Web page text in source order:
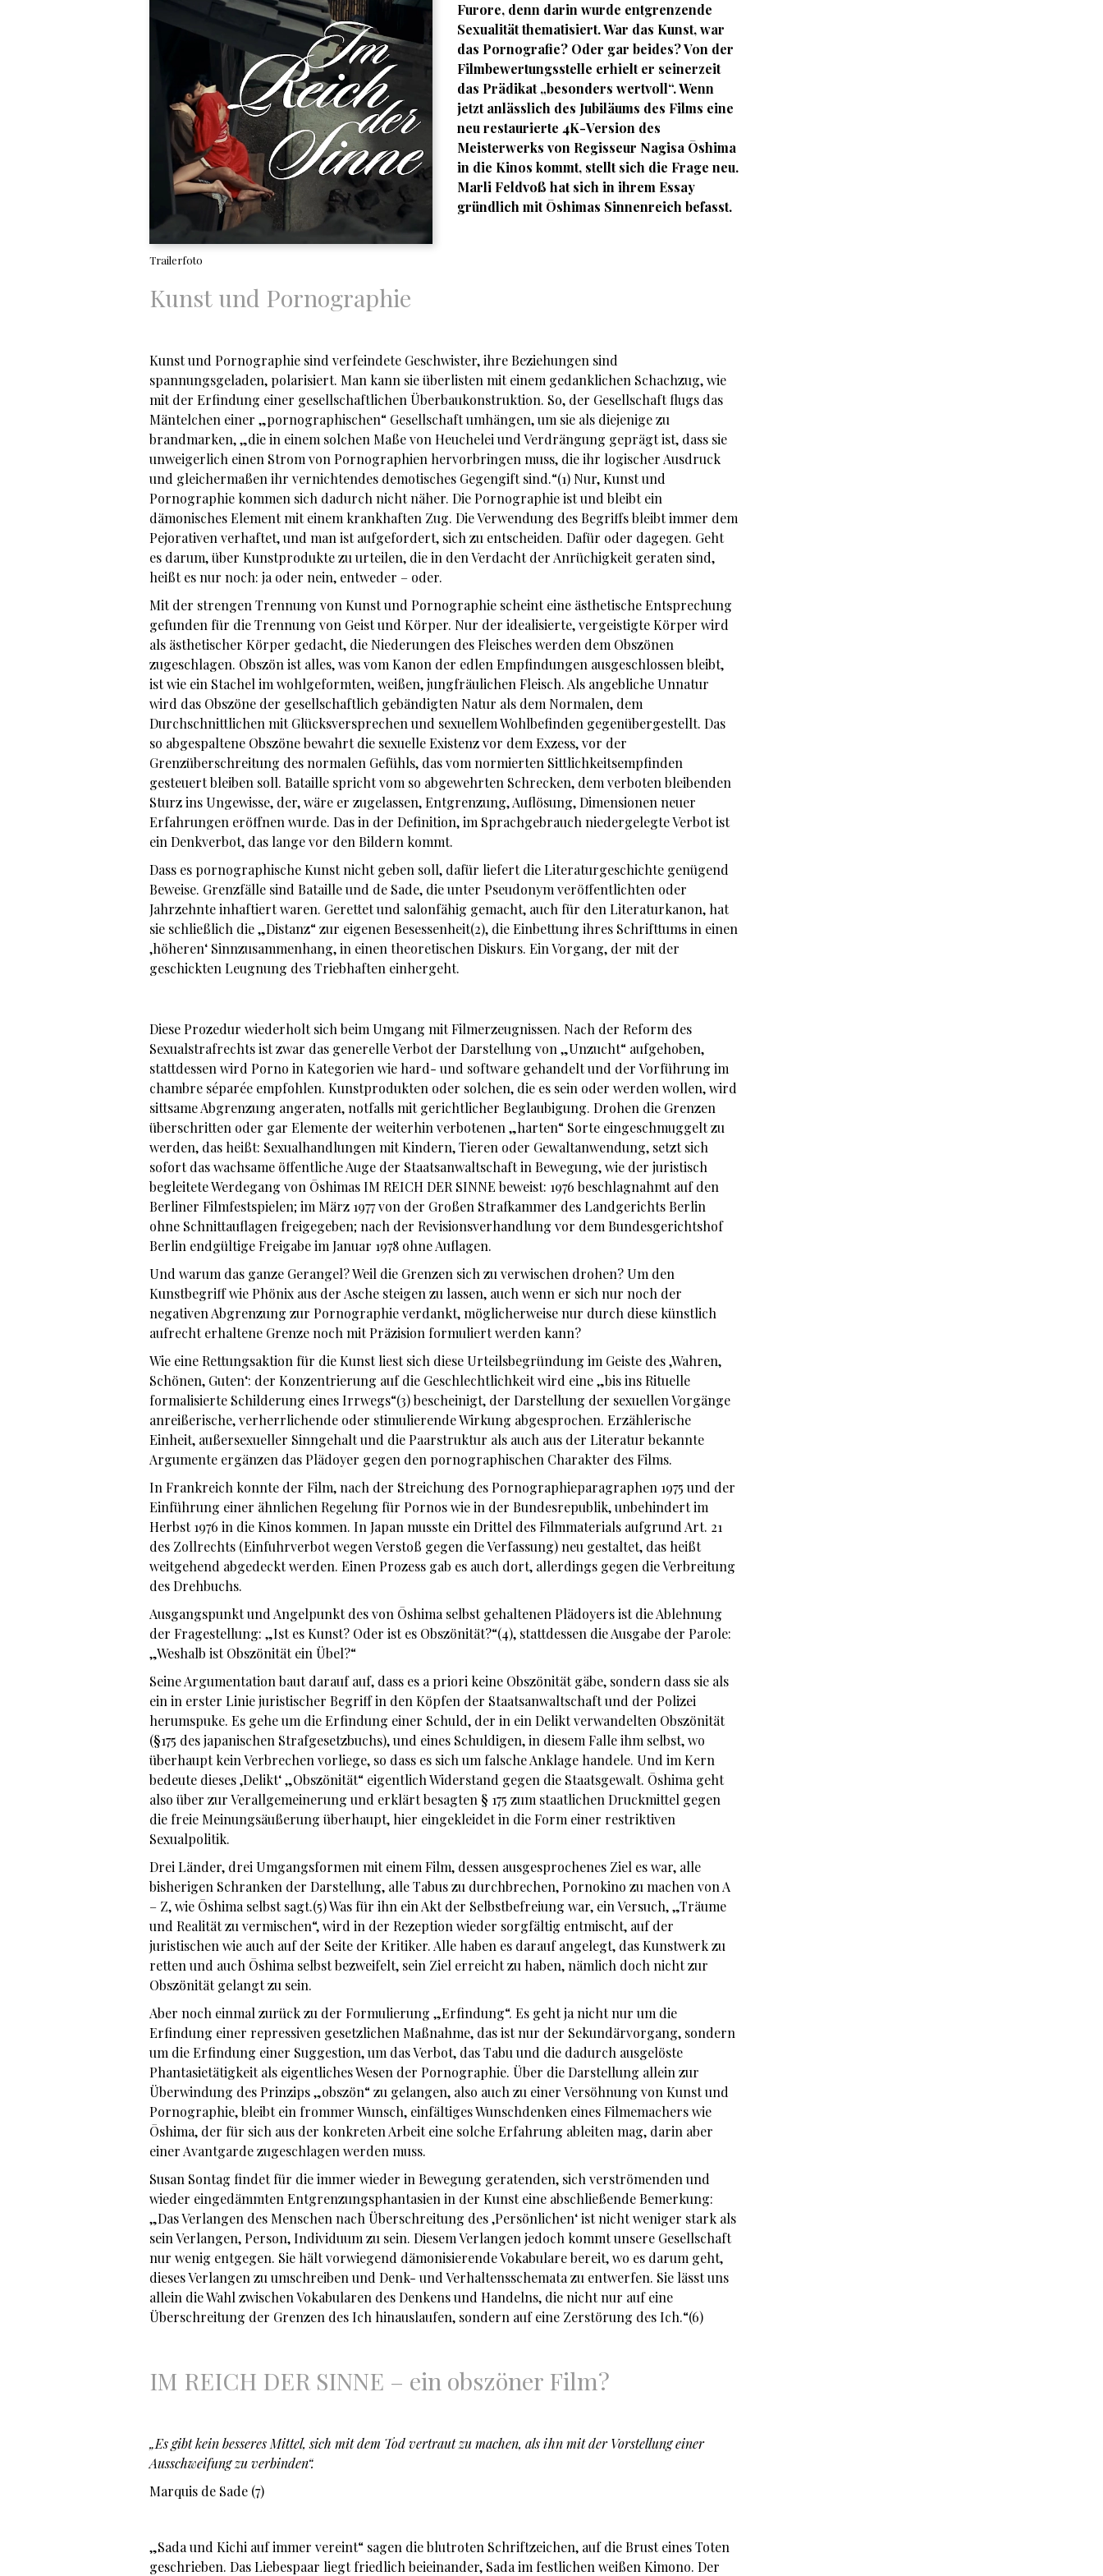
Trailerfoto
Furore, denn darin wurde entgrenzende
Sexualität thematisiert. War das Kunst, war
das Pornografie? Oder gar beides? Von der
Filmbewertungsstelle erhielt er seinerzeit
das Prädikat „besonders wertvoll“. Wenn
jetzt anlässlich des Jubiläums des Films eine
neu restaurierte 4K-Version des
Meisterwerks von Regisseur Nagisa Ōshima
in die Kinos kommt, stellt sich die Frage neu.
Marli Feldvoß hat sich in ihrem Essay
gründlich mit Ōshimas Sinnenreich befasst.
Kunst und Pornographie
Kunst und Pornographie sind verfeindete Geschwister, ihre Beziehungen sind
spannungsgeladen, polarisiert. Man kann sie überlisten mit einem gedanklichen Schachzug, wie
mit der Erfindung einer gesellschaftlichen Überbaukonstruktion. So, der Gesellschaft flugs das
Mäntelchen einer „pornographischen“ Gesellschaft umhängen, um sie als diejenige zu
brandmarken, „die in einem solchen Maße von Heuchelei und Verdrängung geprägt ist, dass sie
unweigerlich einen Strom von Pornographien hervorbringen muss, die ihr logischer Ausdruck
und gleichermaßen ihr vernichtendes demotisches Gegengift sind.“(1) Nur, Kunst und
Pornographie kommen sich dadurch nicht näher. Die Pornographie ist und bleibt ein
dämonisches Element mit einem krankhaften Zug. Die Verwendung des Begriffs bleibt immer dem
Pejorativen verhaftet, und man ist aufgefordert, sich zu entscheiden. Dafür oder dagegen. Geht
es darum, über Kunstprodukte zu urteilen, die in den Verdacht der Anrüchigkeit geraten sind,
heißt es nur noch: ja oder nein, entweder – oder.
Mit der strengen Trennung von Kunst und Pornographie scheint eine ästhetische Entsprechung
gefunden für die Trennung von Geist und Körper. Nur der idealisierte, vergeistigte Körper wird
als ästhetischer Körper gedacht, die Niederungen des Fleisches werden dem Obszönen
zugeschlagen. Obszön ist alles, was vom Kanon der edlen Empfindungen ausgeschlossen bleibt,
ist wie ein Stachel im wohlgeformten, weißen, jungfräulichen Fleisch. Als angebliche Unnatur
wird das Obszöne der gesellschaftlich gebändigten Natur als dem Normalen, dem
Durchschnittlichen mit Glücksversprechen und sexuellem Wohlbefinden gegenübergestellt. Das
so abgespaltene Obszöne bewahrt die sexuelle Existenz vor dem Exzess, vor der
Grenzüberschreitung des normalen Gefühls, das vom normierten Sittlichkeitsempfinden
gesteuert bleiben soll. Bataille spricht vom so abgewehrten Schrecken, dem verboten bleibenden
Sturz ins Ungewisse, der, wäre er zugelassen, Entgrenzung, Auflösung, Dimensionen neuer
Erfahrungen eröffnen wurde. Das in der Definition, im Sprachgebrauch niedergelegte Verbot ist
ein Denkverbot, das lange vor den Bildern kommt.
Dass es pornographische Kunst nicht geben soll, dafür liefert die Literaturgeschichte genügend
Beweise. Grenzfälle sind Bataille und de Sade, die unter Pseudonym veröffentlichten oder
Jahrzehnte inhaftiert waren. Gerettet und salonfähig gemacht, auch für den Literaturkanon, hat
sie schließlich die „Distanz“ zur eigenen Besessenheit(2), die Einbettung ihres Schrifttums in einen
‚höheren‘ Sinnzusammenhang, in einen theoretischen Diskurs. Ein Vorgang, der mit der
geschickten Leugnung des Triebhaften einhergeht.
Diese Prozedur wiederholt sich beim Umgang mit Filmerzeugnissen. Nach der Reform des
Sexualstrafrechts ist zwar das generelle Verbot der Darstellung von „Unzucht“ aufgehoben,
stattdessen wird Porno in Kategorien wie hard- und software gehandelt und der Vorführung im
chambre séparée empfohlen. Kunstprodukten oder solchen, die es sein oder werden wollen, wird
sittsame Abgrenzung angeraten, notfalls mit gerichtlicher Beglaubigung. Drohen die Grenzen
überschritten oder gar Elemente der weiterhin verbotenen „harten“ Sorte eingeschmuggelt zu
werden, das heißt: Sexualhandlungen mit Kindern, Tieren oder Gewaltanwendung, setzt sich
sofort das wachsame öffentliche Auge der Staatsanwaltschaft in Bewegung, wie der juristisch
begleitete Werdegang von Ōshimas IM REICH DER SINNE beweist: 1976 beschlagnahmt auf den
Berliner Filmfestspielen; im März 1977 von der Großen Strafkammer des Landgerichts Berlin
ohne Schnittauflagen freigegeben; nach der Revisionsverhandlung vor dem Bundesgerichtshof
Berlin endgültige Freigabe im Januar 1978 ohne Auflagen.
Und warum das ganze Gerangel? Weil die Grenzen sich zu verwischen drohen? Um den
Kunstbegriff wie Phönix aus der Asche steigen zu lassen, auch wenn er sich nur noch der
negativen Abgrenzung zur Pornographie verdankt, möglicherweise nur durch diese künstlich
aufrecht erhaltene Grenze noch mit Präzision formuliert werden kann?
Wie eine Rettungsaktion für die Kunst liest sich diese Urteilsbegründung im Geiste des ‚Wahren,
Schönen, Guten‘: der Konzentrierung auf die Geschlechtlichkeit wird eine „bis ins Rituelle
formalisierte Schilderung eines Irrwegs“(3) bescheinigt, der Darstellung der sexuellen Vorgänge
anreißerische, verherrlichende oder stimulierende Wirkung abgesprochen. Erzählerische
Einheit, außersexueller Sinngehalt und die Paarstruktur als auch aus der Literatur bekannte
Argumente ergänzen das Plädoyer gegen den pornographischen Charakter des Films.
In Frankreich konnte der Film, nach der Streichung des Pornographieparagraphen 1975 und der
Einführung einer ähnlichen Regelung für Pornos wie in der Bundesrepublik, unbehindert im
Herbst 1976 in die Kinos kommen. In Japan musste ein Drittel des Filmmaterials aufgrund Art. 21
des Zollrechts (Einfuhrverbot wegen Verstoß gegen die Verfassung) neu gestaltet, das heißt
weitgehend abgedeckt werden. Einen Prozess gab es auch dort, allerdings gegen die Verbreitung
des Drehbuchs.
Ausgangspunkt und Angelpunkt des von Ōshima selbst gehaltenen Plädoyers ist die Ablehnung
der Fragestellung: „Ist es Kunst? Oder ist es Obszönität?“(4), stattdessen die Ausgabe der Parole:
„Weshalb ist Obszönität ein Übel?“
Seine Argumentation baut darauf auf, dass es a priori keine Obszönität gäbe, sondern dass sie als
ein in erster Linie juristischer Begriff in den Köpfen der Staatsanwaltschaft und der Polizei
herumspuke. Es gehe um die Erfindung einer Schuld, der in ein Delikt verwandelten Obszönität
(§175 des japanischen Strafgesetzbuchs), und eines Schuldigen, in diesem Falle ihm selbst, wo
überhaupt kein Verbrechen vorliege, so dass es sich um falsche Anklage handele. Und im Kern
bedeute dieses ‚Delikt‘ „Obszönität“ eigentlich Widerstand gegen die Staatsgewalt. Ōshima geht
also über zur Verallgemeinerung und erklärt besagten § 175 zum staatlichen Druckmittel gegen
die freie Meinungsäußerung überhaupt, hier eingekleidet in die Form einer restriktiven
Sexualpolitik.
Drei Länder, drei Umgangsformen mit einem Film, dessen ausgesprochenes Ziel es war, alle
bisherigen Schranken der Darstellung, alle Tabus zu durchbrechen, Pornokino zu machen von A
– Z, wie Ōshima selbst sagt.(5) Was für ihn ein Akt der Selbstbefreiung war, ein Versuch, „Träume
und Realität zu vermischen“, wird in der Rezeption wieder sorgfältig entmischt, auf der
juristischen wie auch auf der Seite der Kritiker. Alle haben es darauf angelegt, das Kunstwerk zu
retten und auch Ōshima selbst bezweifelt, sein Ziel erreicht zu haben, nämlich doch nicht zur
Obszönität gelangt zu sein.
Aber noch einmal zurück zu der Formulierung „Erfindung“. Es geht ja nicht nur um die
Erfindung einer repressiven gesetzlichen Maßnahme, das ist nur der Sekundärvorgang, sondern
um die Erfindung einer Suggestion, um das Verbot, das Tabu und die dadurch ausgelöste
Phantasietätigkeit als eigentliches Wesen der Pornographie. Über die Darstellung allein zur
Überwindung des Prinzips „obszön“ zu gelangen, also auch zu einer Versöhnung von Kunst und
Pornographie, bleibt ein frommer Wunsch, einfältiges Wunschdenken eines Filmemachers wie
Ōshima, der für sich aus der konkreten Arbeit eine solche Erfahrung ableiten mag, darin aber
einer Avantgarde zugeschlagen werden muss.
Susan Sontag findet für die immer wieder in Bewegung geratenden, sich verströmenden und
wieder eingedämmten Entgrenzungsphantasien in der Kunst eine abschließende Bemerkung:
„Das Verlangen des Menschen nach Überschreitung des ‚Persönlichen‘ ist nicht weniger stark als
sein Verlangen, Person, Individuum zu sein. Diesem Verlangen jedoch kommt unsere Gesellschaft
nur wenig entgegen. Sie hält vorwiegend dämonisierende Vokabulare bereit, wo es darum geht,
dieses Verlangen zu umschreiben und Denk- und Verhaltensschemata zu entwerfen. Sie lässt uns
allein die Wahl zwischen Vokabularen des Denkens und Handelns, die nicht nur auf eine
Überschreitung der Grenzen des Ich hinauslaufen, sondern auf eine Zerstörung des Ich.“(6)
IM REICH DER SINNE – ein obszöner Film?
„Es gibt kein besseres Mittel, sich mit dem Tod vertraut zu machen, als ihn mit der Vorstellung einer
Ausschweifung zu verbinden“.
Marquis de Sade (7)
„Sada und Kichi auf immer vereint“ sagen die blutroten Schriftzeichen, auf die Brust eines Toten
geschrieben. Das Liebespaar liegt friedlich beieinander, Sada im festlichen weißen Kimono. Der